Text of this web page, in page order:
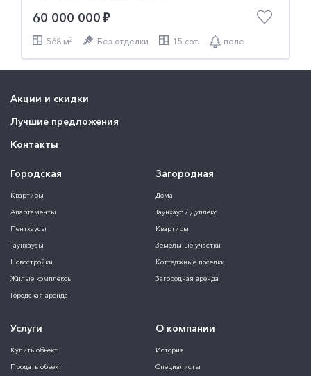
60 000 000
354 м2 Без отделки 13 сот. поле
243 432 900
440 м2 С отделкой
Акции и скидки
Лучшие предложения
Контакты
Городская
Квартиры
Апартаменты
Пентхаусы
Таунхаусы
Новостройки
Жилые комплексы
Городская аренда
Загородная
Дома
Таунхаус / Дуплекс
Квартиры
Земельные участки
Коттеджные поселки
Загородная аренда
Услуги
Купить объект
Продать объект
О компании
История
Специалисты